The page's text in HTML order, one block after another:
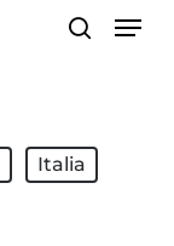
Menu
Italia